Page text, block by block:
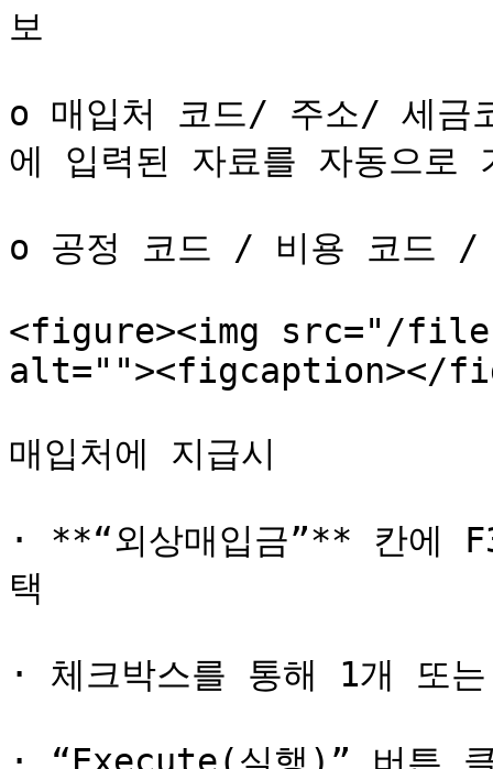
보
o 매입처 코드/ 주소/ 세금
에 입력된 자료를 자동으로
o 공정 코드 / 비용 코드 /
<figure><img src="/
alt=""><figcaption></
매입처에 지급시
· **“외상매입금”** 칸에
택
· 체크박스를 통해 1개 또